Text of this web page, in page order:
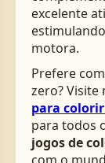
excelente
motora.
Prefere
zero? Visite
para
para todos
jogos de